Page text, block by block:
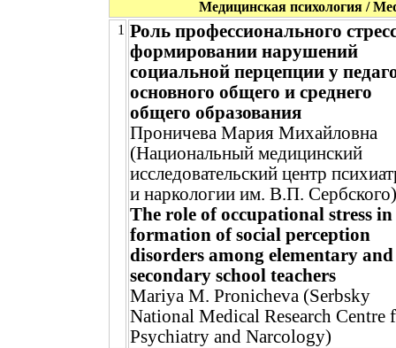
Медицинская психология /
1 Роль профессионального
формировании нарушений
социальной перцепции у
основного общего и среднего
общего образования
Проничева Мария Михайловна
(Национальный медицинский
исследовательский центр
и наркологии им. В.П. Сербского)
The role of occupational stress in
formation of social perception
disorders among elementary and
secondary school teachers
Mariya M. Pronicheva (Serbsky
National Medical Research Centre
Psychiatry and Narcology)